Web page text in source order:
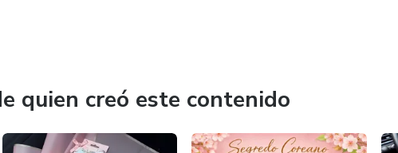
quien creó este contenido